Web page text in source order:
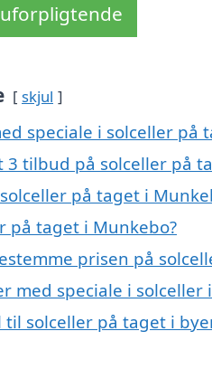
skjul
speciale i solceller
tilbud på solceller på
på taget i
på taget i Munkebo?
prisen på
med speciale i
til solceller på taget i